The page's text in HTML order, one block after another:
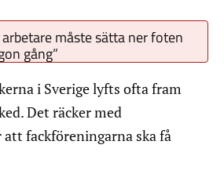
arbetare måste sätta ner foten
gång”
i Sverige lyfts ofta fram
Det räcker med
fackföreningarna ska få